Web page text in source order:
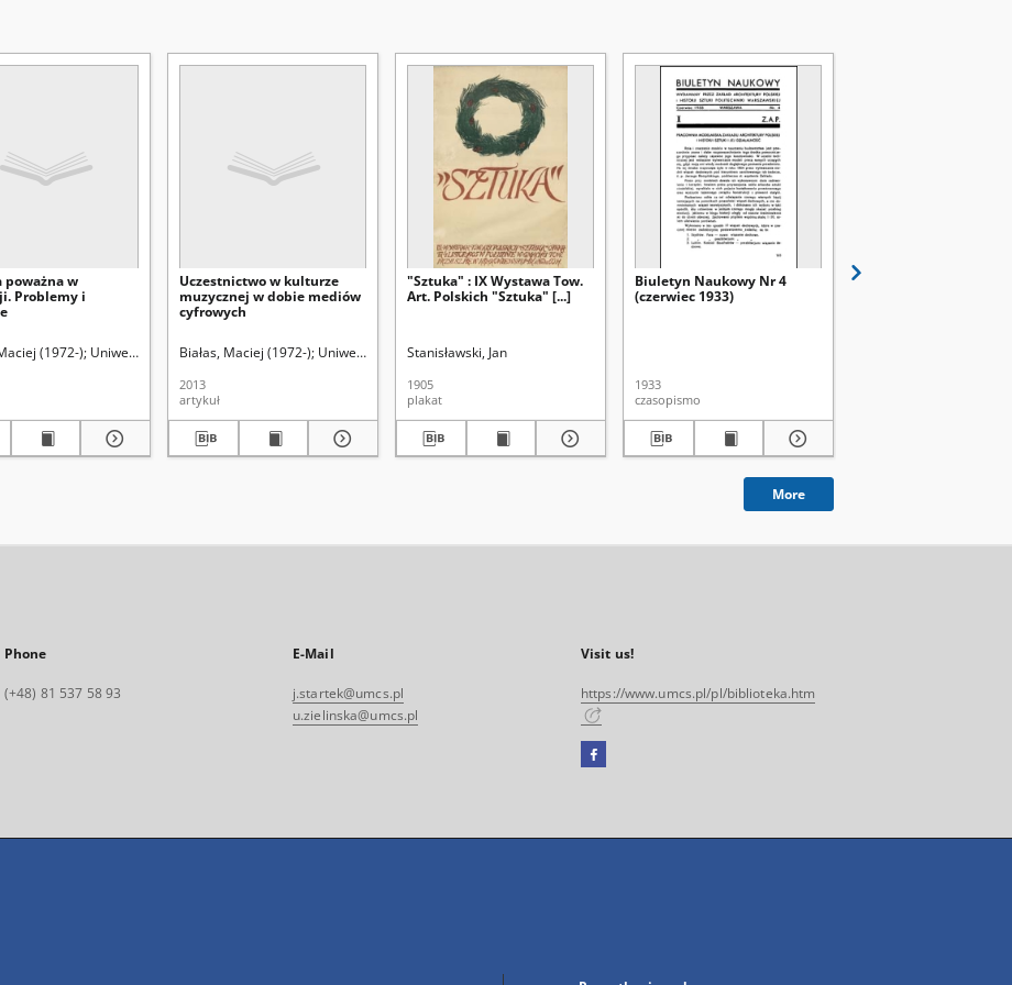
Skłodowskiej (Lublin)
poważna w
Problemy i
(1972-) Uniwersytet Marii Curie-Skłodowskiej (Lublin)
Uczestnictwo w kulturze
muzycznej w dobie mediów
cyfrowych
Białas, Maciej (1972-) Uniwersytet Marii Curie-Skłodowskiej (Lublin)
2013
artykuł
"Sztuka" : IX Wystawa Tow.
Art. Polskich "Sztuka" [...]
Stanisławski, Jan
1905
plakat
Biuletyn Naukowy Nr 4
(czerwiec 1933)
1933
czasopismo
More
Phone
(+48) 81 537 58 93
E-Mail
j.startek@umcs.pl
u.zielinska@umcs.pl
Visit us!
https://www.umcs.pl/pl/biblioteka.htm
Facebook
open